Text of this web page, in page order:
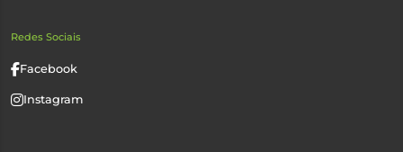
Redes Sociais
Facebook
Instagram